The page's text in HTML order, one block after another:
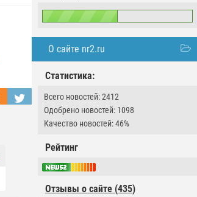
О сайте nr2.ru
Статистика:
Всего новостей: 2412
Одобрено новостей: 1098
Качество новостей: 46%
Рейтинг
Отзывы о сайте (435)